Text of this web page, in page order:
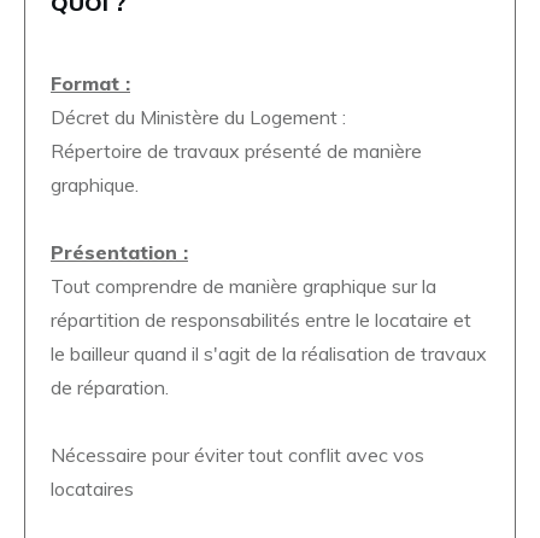
Format :
Décret du Ministère du Logement :
Répertoire de travaux présenté de manière
graphique.
Présentation :
Tout comprendre de manière graphique sur la
répartition de responsabilités entre le locataire et
le bailleur quand il s'agit de la réalisation de travaux
de réparation.
Nécessaire pour éviter tout conflit avec vos
locataires